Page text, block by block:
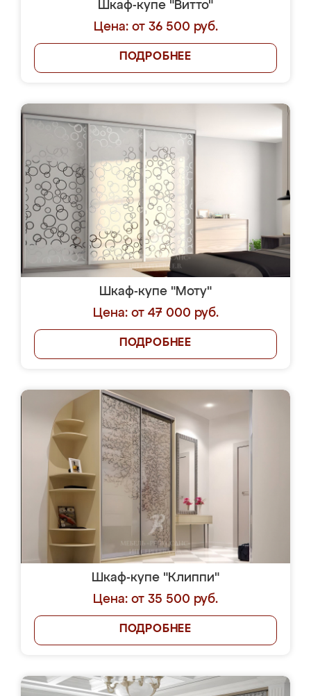
Шкаф-купе "Витто"
Цена: от 36 500 руб.
ПОДРОБНЕЕ
Шкаф-купе "Моту"
Цена: от 47 000 руб.
ПОДРОБНЕЕ
Шкаф-купе "Клиппи"
Цена: от 35 500 руб.
ПОДРОБНЕЕ